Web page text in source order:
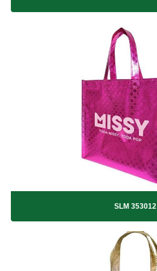
SACOLA EM RÁFIA 473524 Natal
SACOLA EM RÁFIA 353015
SACOLA EM RÁFIA 353015 V34
SACOLA EM RÁFIA 403518 V28
SACOLA EM RÁFIA 403518 V29
SACOLA EM RÁFIA 403518 V30
SACOLA EM RÁFIA 403518 V31
SACOLA EM RÁFIA 403518 V32
SACOLA EM RÁFIA 403518 V33
SACOLA EM RÁFIA 403518 V36
SACOLA EM RÁFIA 403518 V37
SACOLA EM RÁFIA 403518 V38
SACOLA EM RÁFIA 403518 V39
SACOLA EM RÁFIA 403518 V40
SACOLA EM RÁFIA 403518 V41
SLM 353012